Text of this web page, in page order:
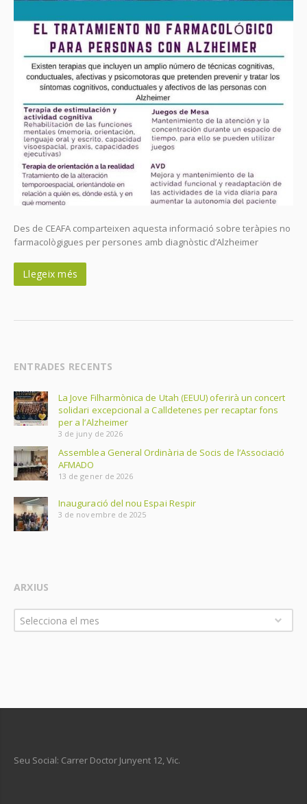
Des de CEAFA comparteixen aquesta informació sobre teràpies no
farmacològigues per persones amb diagnòstic d’Alzheimer
Llegeix més
ENTRADES RECENTS
La Jove Filharmònica de Utah (EEUU) oferirà un concert
solidari excepcional a Calldetenes per recaptar fons
per a l’Alzheimer
3 de juny de 2026
Assemblea General Ordinària de Socis de l’Associació
AFMADO
13 de gener de 2026
Inauguració del nou Espai Respir
3 de novembre de 2025
ARXIUS
Arxius
Selecciona el mes
Seu Social: Carrer Doctor Junyent 12, Vic.